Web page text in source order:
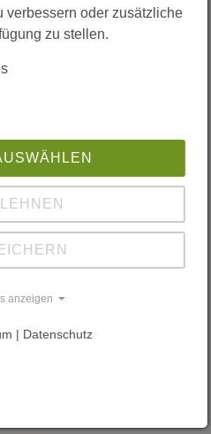
verbessern oder zusätzliche
zu stellen.
anzeigen
| Datenschutz